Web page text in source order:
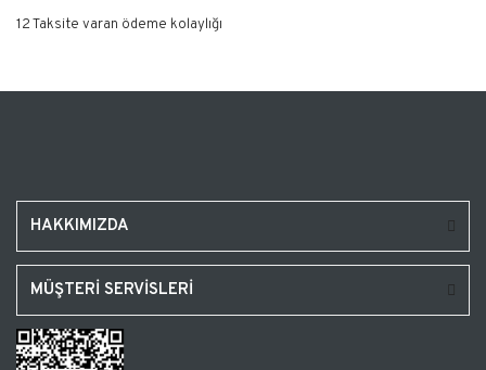
12 Taksite varan ödeme kolaylığı
HAKKIMIZDA
MÜŞTERİ SERVİSLERİ